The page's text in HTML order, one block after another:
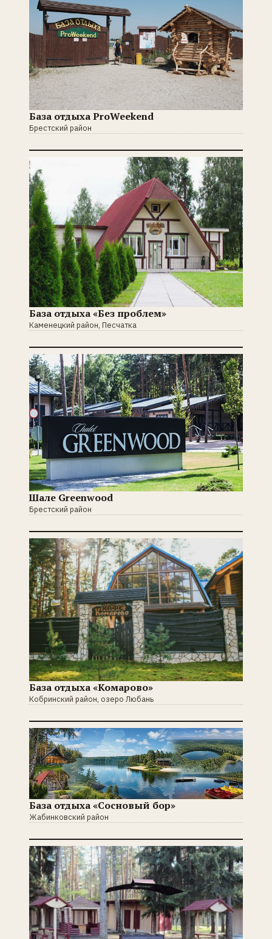
База отдыха ProWeekend
Брестский район
База отдыха «Без проблем»
Каменецкий район, Песчатка
Шале Greenwood
Брестский район
База отдыха «Комарово»
Кобринский район, озеро Любань
База отдыха «Сосновый бор»
Жабинковский район